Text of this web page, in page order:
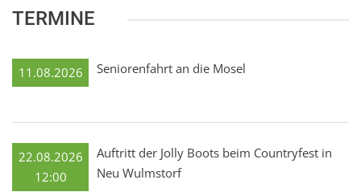
TERMINE
11.08.2026 Seniorenfahrt an die Mosel
22.08.2026
12:00
Auftritt der Jolly Boots beim Countryfest in
Neu Wulmstorf